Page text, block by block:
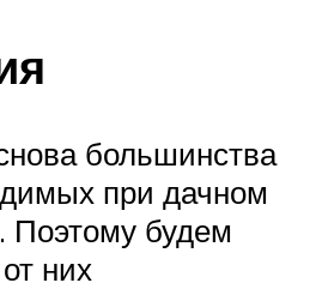
большинства
при дачном
Поэтому будем
них